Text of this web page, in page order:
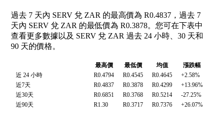
過去 7 天內 SERV 兌 ZAR 的最高價為 R0.4837，過去 7
天內 SERV 兌 ZAR 的最低價為 R0.3878。您可在下表中
查看更多數據以及 SERV 兌 ZAR 過去 24 小時、30 天和
90 天的價格。
最高價 最低價 均值
漲跌幅
近 24 小時
R0.4794 R0.4545 R0.4645
+2.58%
近7天
R0.4837 R0.3878 R0.4299
+13.96%
近30天
R0.6851 R0.3768 R0.5214
-27.25%
近90天
R1.30 R0.3717 R0.7376 +26.07%